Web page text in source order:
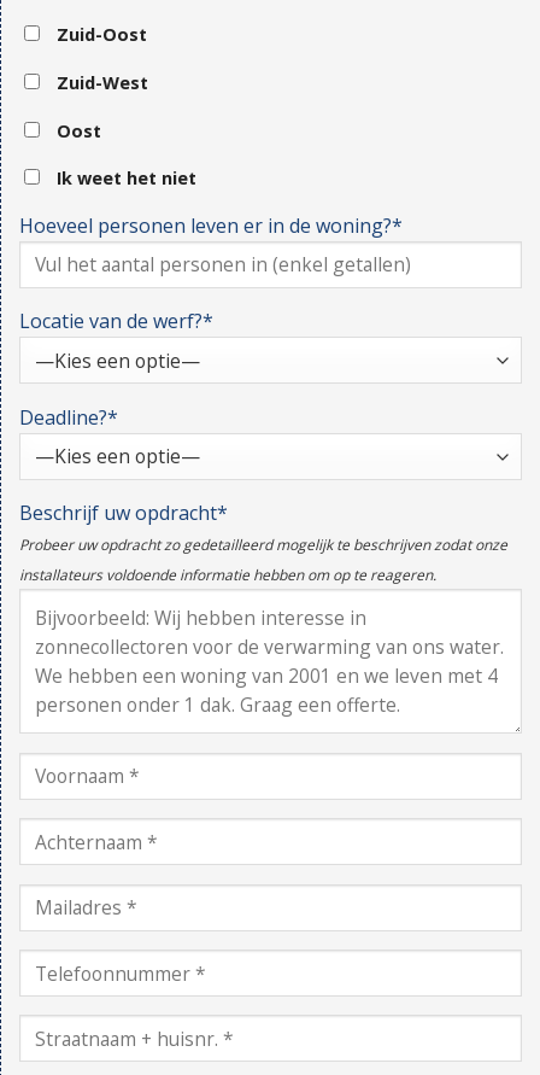
Zuid-Oost
Zuid-West
Oost
Ik weet het niet
Hoeveel personen leven er in de woning?*
Locatie van de werf?*
Deadline?*
Beschrijf uw opdracht*
Probeer uw opdracht zo gedetailleerd mogelijk te beschrijven zodat onze
installateurs voldoende informatie hebben om op te reageren.